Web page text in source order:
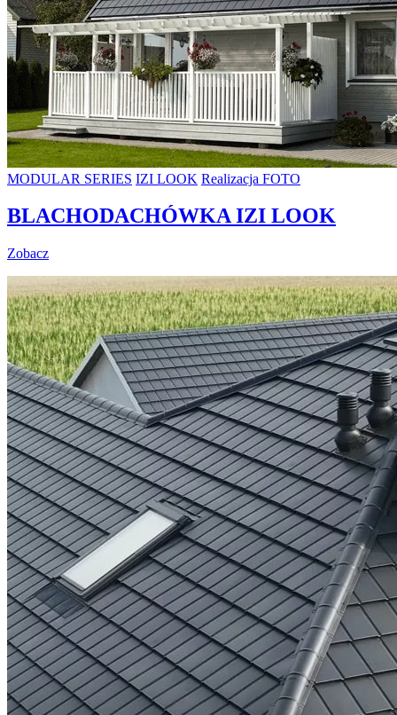
MODULAR SERIES IZI LOOK Realizacja FOTO
BLACHODACHÓWKA IZI LOOK
Zobacz